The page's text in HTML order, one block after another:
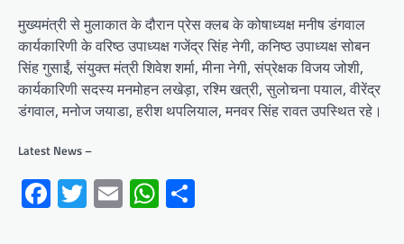
मुख्यमंत्री से मुलाकात के दौरान प्रेस क्लब के कोषाध्यक्ष मनीष डंगवाल
कार्यकारिणी के वरिष्ठ उपाध्यक्ष गजेंद्र सिंह नेगी, कनिष्ठ उपाध्यक्ष सोबन
सिंह गुसाईं, संयुक्त मंत्री शिवेश शर्मा, मीना नेगी, संप्रेक्षक विजय जोशी,
कार्यकारिणी सदस्य मनमोहन लखेड़ा, रश्मि खत्री, सुलोचना पयाल, वीरेंद्र
डंगवाल, मनोज जयाडा, हरीश थपलियाल, मनवर सिंह रावत उपस्थित रहे।
Latest News –
Facebook
Twitter
EmailWhatsApp